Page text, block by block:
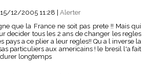
15/12/2005 11:28
Alerter
que la France ne soit pas prete !! Mais qui
decider tous les 2 ans de changer les regles
pays a ce plier a leur regles!! Qu a l inverse la
particuliers aux americains ! le bresil l'a fait
durer longtemps